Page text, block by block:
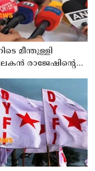
മീന്തുള്ളി
രാജേഷിൻ്റെ
ലഭിച്ചാലുടൻ